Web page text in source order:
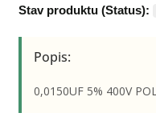
Stav produktu (Status):
Popis:
0,0150UF 5% 400V